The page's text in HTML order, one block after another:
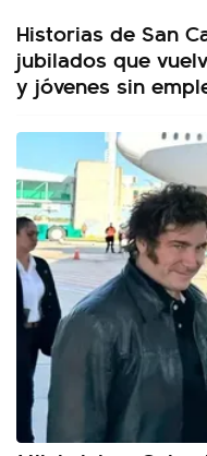
Historias de San
jubilados que
y jóvenes sin